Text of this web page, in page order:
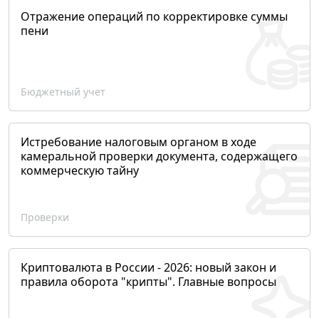
Отражение операций по корректировке суммы
пени
Бюджетный учет
Истребование налоговым органом в ходе
камеральной проверки документа, содержащего
коммерческую тайну
Проверки
Криптовалюта в России - 2026: новый закон и
правила оборота "крипты". Главные вопросы